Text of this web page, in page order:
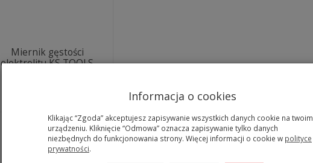
Miernik gęstości
elektrolitu KS TOOLS
Informacja o cookies
Klikając “Zgoda” akceptujesz zapisywanie wszystkich danych cookie na twoim
urządzeniu. Kliknięcie “Odmowa” oznacza zapisywanie tylko danych
niezbędnych do funkcjonowania strony. Więcej informacji o cookie w polityce
prywatności.